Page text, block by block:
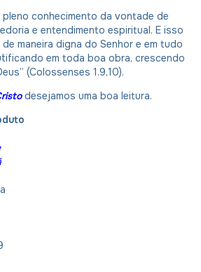
pleno conhecimento da vontade de
e entendimento espiritual. E isso
maneira digna do Senhor e em tudo
em toda boa obra, crescendo
(Colossenses 1.9,10).
desejamos uma boa leitura.